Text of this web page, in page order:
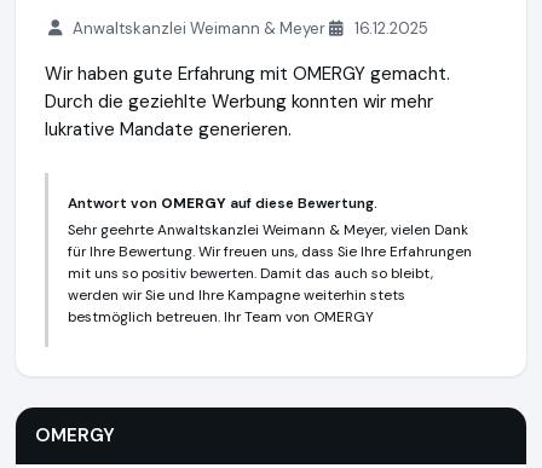
Anwaltskanzlei Weimann & Meyer 16.12.2025
Wir haben gute Erfahrung mit OMERGY gemacht.
Durch die geziehlte Werbung konnten wir mehr
lukrative Mandate generieren.
Antwort von OMERGY auf diese Bewertung.
Sehr geehrte Anwaltskanzlei Weimann & Meyer, vielen Dank
für Ihre Bewertung. Wir freuen uns, dass Sie Ihre Erfahrungen
mit uns so positiv bewerten. Damit das auch so bleibt,
werden wir Sie und Ihre Kampagne weiterhin stets
bestmöglich betreuen. Ihr Team von OMERGY
OMERGY